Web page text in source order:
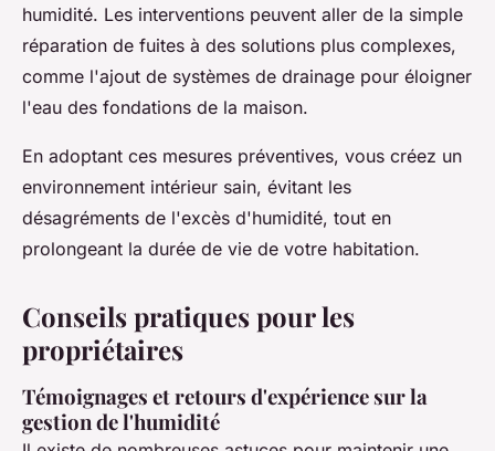
humidité. Les interventions peuvent aller de la simple
réparation de fuites à des solutions plus complexes,
comme l'ajout de systèmes de drainage pour éloigner
l'eau des fondations de la maison.
En adoptant ces mesures préventives, vous créez un
environnement intérieur sain, évitant les
désagréments de l'excès d'humidité, tout en
prolongeant la durée de vie de votre habitation.
Conseils pratiques pour les
propriétaires
Témoignages et retours d'expérience sur la
gestion de l'humidité